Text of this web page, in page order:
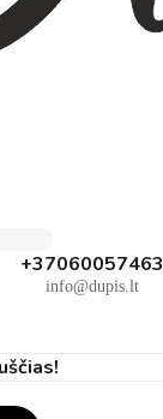
+37060057463
info@dupis.lt